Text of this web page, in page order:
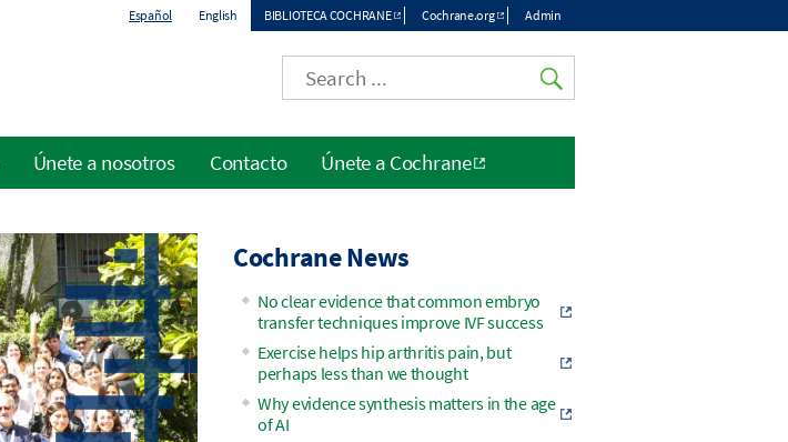
Español English
Top
menu
BIBLIOTECA COCHRANE Cochrane.org Admin
Cochrane News
No clear evidence that common embryo
transfer techniques improve IVF success
Exercise helps hip arthritis pain, but
perhaps less than we thought
Why evidence synthesis matters in the age
of AI
Únete a nosotros Contacto Únete a Cochrane